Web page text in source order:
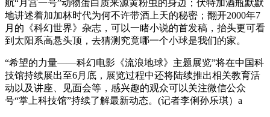
航“月宫一号”动物蛋白质来源黄粉虫的身边；伏特加酒瓶默默
地讲述着加加林时代为何不许带酒上天的秘密；翻开2000年7
月的《科幻世界》杂志，可以一睹小说的首发稿，抬头更可看
到太阳系高悬头顶，去猜测究竟哪一个小球是我们的家。
“希望的力量——科幻电影《流浪地球》主题展览”将在中国科
技馆持续展出至6月底，展览过程中还将陆续推出相关教育活
动以及讲座、见面会等，感兴趣的观众可以关注微信公众
号“掌上科技馆”持续了解最新动态。(记者李俐孙乐琪）a